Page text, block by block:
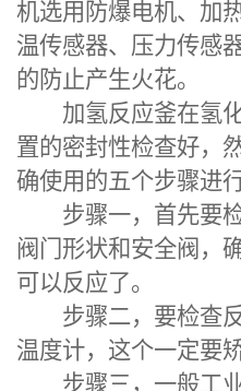
机选用防爆电机、加
温传感器、压力传感
的防止产生火花。
加氢反应釜在氢化
置的密封性检查好，
确使用的五个步骤进行
步骤一，首先要检
阀门形状和安全阀，
可以反应了。
步骤二，要检查反
温度计，这个一定要矫
步骤三，一般工业